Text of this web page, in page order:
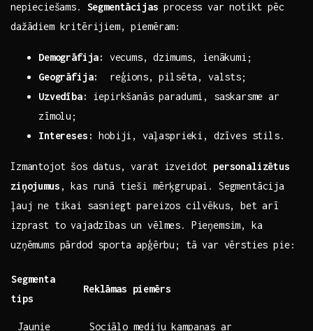
⁢nepieciešams.​ Segmentācijas process var ⁢notikt pēc
dažādiem kritērijiem, piemēram:
Demogrāfija:
⁢vecums, dzimums, ienākumi;
Geogrāfija:
‍ reģions, ⁢pilsēta, valsts;
Uzvedība:
iepirkšanās paradumi, ⁣saskarsme ar
zīmolu;
Intereses: hobiji, ⁣vaļasprieki, dzīves stils.
Izmantojot šos datus, varat izveidot personalizētus
ziņojumus , kas runā tieši mērķgrupai. ​Segmentācija
ļauj ne tikai sasniegt pareizos⁤ cilvēkus, bet arī
izprast to vajadzības un vēlmes. Pieņemsim, ka⁤
uzņēmums pārdod sporta⁣ apģērbu; ‍tā var vērsties ​pie:
Segmenta
tips
Reklāmas piemērs
Jaunie
Sociālo ⁤mediju kampaņas ar